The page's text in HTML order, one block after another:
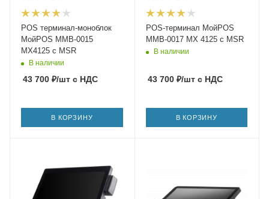
POS терминал-моноблок
МойPOS MMB-0015
MX4125 с MSR
В наличии
43 700 ₽/шт с НДС
В КОРЗИНУ
POS-терминал МойPOS
MMB-0017 MX 4125 с MSR
В наличии
43 700₽/штс НДС
В КОРЗИНУ